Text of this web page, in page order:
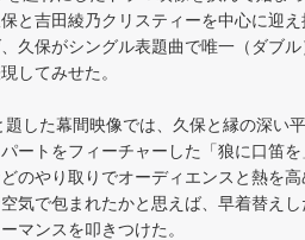
と吉田綾乃クリスティーを中心に迎
久保がシングル表題曲で唯一（ダブ
してみせた。
題した幕間映像では、久保と縁の深い
ートをフィーチャーした「狼に口笛
のやり取りでオーディエンスと熱を
気で包まれたかと思えば、早着替え
マンスを叩きつけた。